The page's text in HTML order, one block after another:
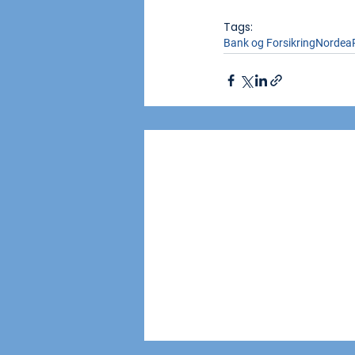
Tags:
Bank og ForsikringNordea